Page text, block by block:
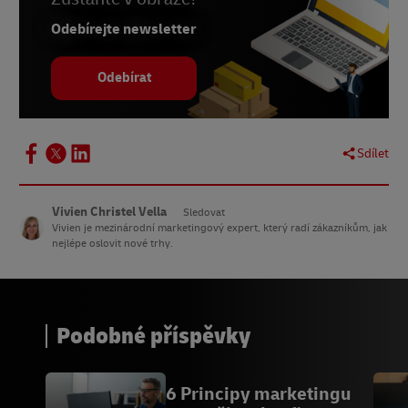
Odebírejte newsletter
Odebírat
Sdílet
Vivien Christel Vella
Sledovat
Vivien je mezinárodní marketingový expert, který radí zákazníkům, jak
nejlépe oslovit nové trhy.
Podobné příspěvky
6 Principy marketingu